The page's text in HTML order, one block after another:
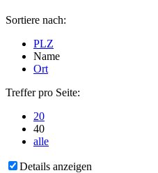
Sortiere nach:
PLZ
Name
Ort
Treffer pro Seite:
20
40
alle
Details anzeigen